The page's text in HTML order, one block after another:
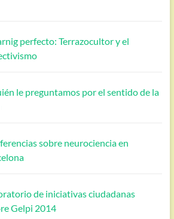
perfecto: Terrazocultor y el
le preguntamos por el sentido de la
sobre neurociencia en
de iniciativas ciudadanas
Gelpi 2014